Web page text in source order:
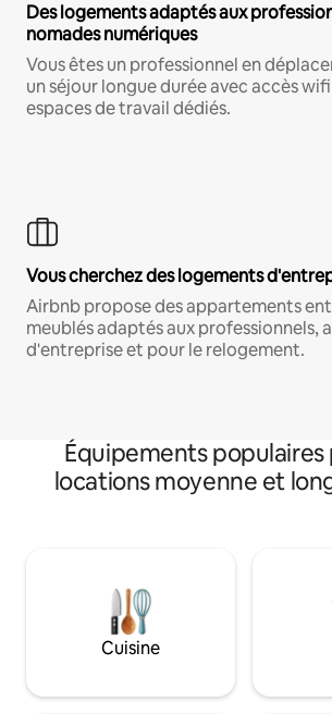
Des logements adaptés aux
nomades numériques
Vous êtes un professionnel en
un séjour longue durée avec accès
espaces de travail dédiés.
Vous cherchez des logements
Airbnb propose des appartements
meublés adaptés aux professionnels,
d'entreprise et pour le relogement.
Équipements populaires
locations moyenne et
Cuisine